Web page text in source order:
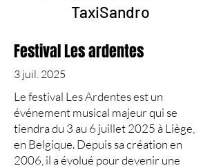
TaxiSandro
Festival Les ardentes
3 juil. 2025
​Le festival Les Ardentes est un
événement musical majeur qui se
tiendra du 3 au 6 juillet 2025 à Liège,
en Belgique. Depuis sa création en
2006, il a évolué pour devenir une